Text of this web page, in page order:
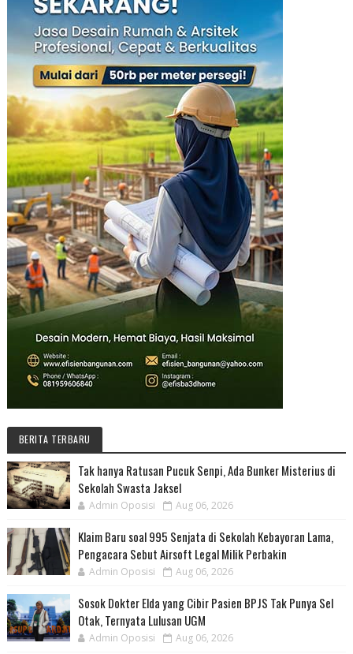
BERITA TERBARU
Tak hanya Ratusan Pucuk Senpi, Ada Bunker Misterius di
Sekolah Swasta Jaksel
Admin Oposisi Aug 06, 2026
Klaim Baru soal 995 Senjata di Sekolah Kebayoran Lama,
Pengacara Sebut Airsoft Legal Milik Perbakin
Admin Oposisi Aug 06, 2026
Sosok Dokter Elda yang Cibir Pasien BPJS Tak Punya Sel
Otak, Ternyata Lulusan UGM
Admin Oposisi Aug 06, 2026